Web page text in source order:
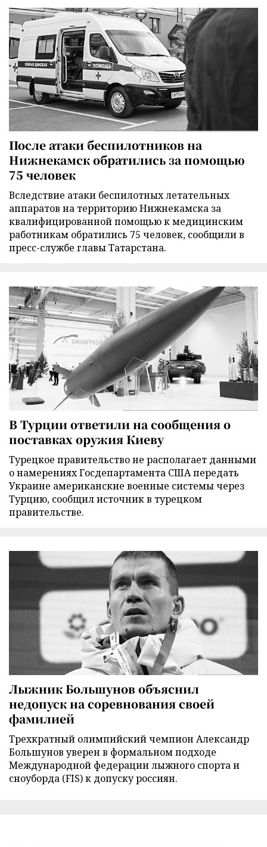
После атаки беспилотников на
Нижнекамск обратились за помощью
75 человек
Вследствие атаки беспилотных летательных
аппаратов на территорию Нижнекамска за
квалифицированной помощью к медицинским
работникам обратились 75 человек, сообщили в
пресс-службе главы Татарстана.
В Турции ответили на сообщения о
поставках оружия Киеву
Турецкое правительство не располагает данными
о намерениях Госдепартамента США передать
Украине американские военные системы через
Турцию, сообщил источник в турецком
правительстве.
Лыжник Большунов объяснил
недопуск на соревнования своей
фамилией
Трехкратный олимпийский чемпион Александр
Большунов уверен в формальном подходе
Международной федерации лыжного спорта и
сноуборда (FIS) к допуску россиян.